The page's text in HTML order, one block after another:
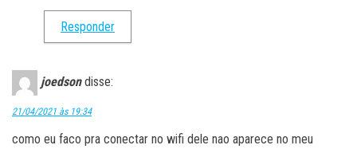
Responder
joedson disse:
21/04/2021 às 19:34
como eu faco pra conectar no wifi dele nao aparece no meu